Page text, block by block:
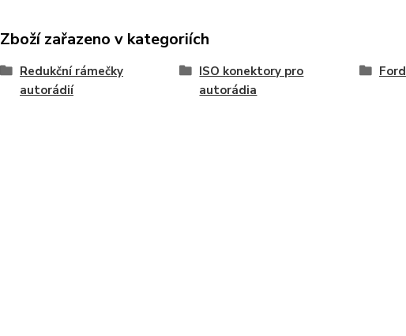
Zboží zařazeno v kategoriích
Redukční rámečky
autorádií
ISO konektory pro
autorádia
Ford